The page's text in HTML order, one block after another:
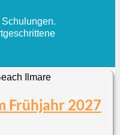
Frühjahr 2027